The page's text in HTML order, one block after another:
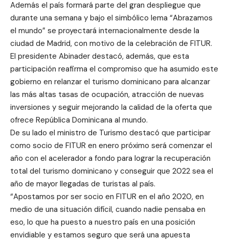
Además el país formará parte del gran despliegue que
durante una semana y bajo el simbólico lema “Abrazamos
el mundo” se proyectará internacionalmente desde la
ciudad de Madrid, con motivo de la celebración de FITUR.
El presidente Abinader destacó, además, que esta
participación reafirma el compromiso que ha asumido este
gobierno en relanzar el turismo dominicano para alcanzar
las más altas tasas de ocupación, atracción de nuevas
inversiones y seguir mejorando la calidad de la oferta que
ofrece República Dominicana al mundo.
De su lado el ministro de Turismo destacó que participar
como socio de FITUR en enero próximo será comenzar el
año con el acelerador a fondo para lograr la recuperación
total del turismo dominicano y conseguir que 2022 sea el
año de mayor llegadas de turistas al país.
“Apostamos por ser socio en FITUR en el año 2020, en
medio de una situación difícil, cuando nadie pensaba en
eso, lo que ha puesto a nuestro país en una posición
envidiable y estamos seguro que será una apuesta